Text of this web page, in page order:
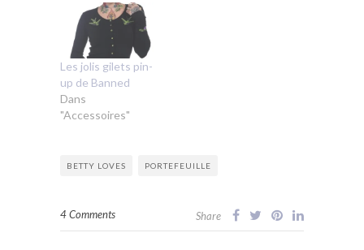
Les jolis gilets pin-
up de Banned
Dans
"Accessoires"
BETTY LOVES PORTEFEUILLE
4 Comments Share